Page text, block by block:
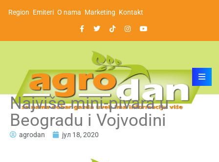
Region Emiteri O nama Marketing Kontakt
Najviše mini-pivara u
Beogradu i Vojvodini
agrodan јул 18, 2020